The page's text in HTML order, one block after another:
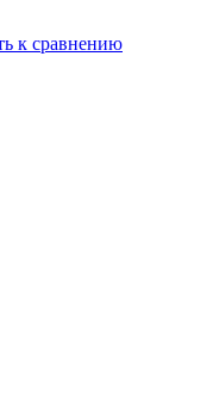
к сравнению